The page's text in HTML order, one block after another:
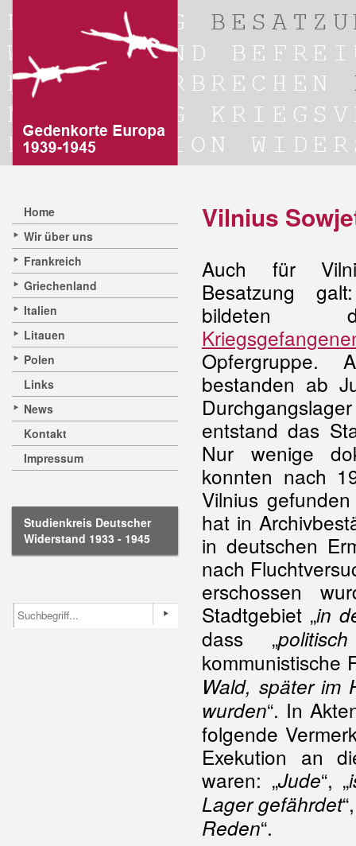
Home
Wir über uns
Frankreich
Griechenland
Italien
Litauen
Polen
Links
News
Kontakt
Impressum
Studienkreis Deutscher
Widerstand 1933 - 1945
Vilnius
Auch für
Besatzung
Opfergruppe.
bestanden ab
entstand das
Nur wenige
konnten nach
Vilnius
hat in
in deutschen
nach
erschossen
Stadtgebiet „in
dass „
kommunistische
Wald, später im
wurden“. In
folgende
Exekution an
waren: „Jude“, „
Lager gefährdet
Reden“.